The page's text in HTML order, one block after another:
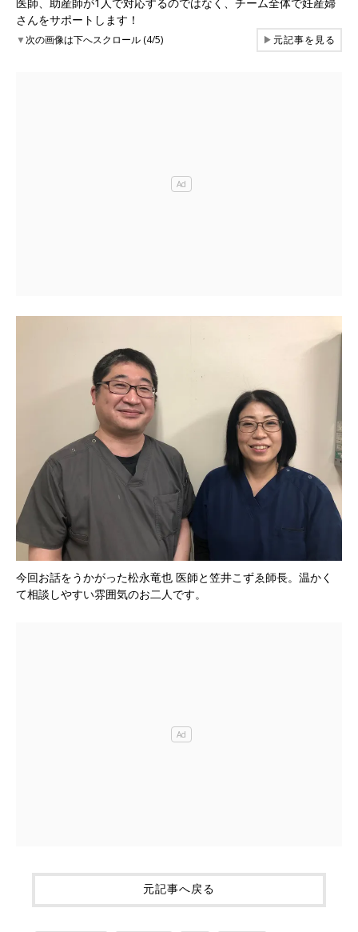
さんをサポートします！
▼次の画像は下へスクロール (4/5) ▶元記事を見る
今回お話をうかがった松永竜也 医師と笠井こずゑ師長。温かく
て相談しやすい雰囲気のお二人です。
元記事へ戻る